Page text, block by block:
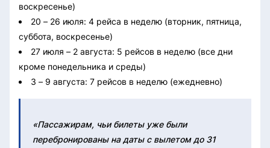
воскресенье)
20 – 26 июля: 4 рейса в неделю (вторник, пятница,
суббота, воскресенье)
27 июля – 2 августа: 5 рейсов в неделю (все дни
кроме понедельника и среды)
3 – 9 августа: 7 рейсов в неделю (ежедневно)
«Пассажирам, чьи билеты уже были
перебронированы на даты с вылетом до 31